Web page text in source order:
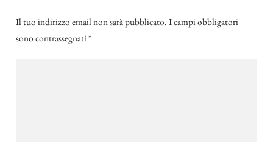
Il tuo indirizzo email non sarà pubblicato.I campi obbligatori
sono contrassegnati*